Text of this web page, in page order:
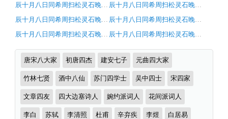
赏
析
文
注
释
翻
析
辰十月八日同希周扫松灵石晚步松下怆然有怀
辰十月八日同希周扫松灵石晚步松下怆然有怀
辰十月八日同希周扫松灵石晚步松下怆然有怀
辰十月八日同希周扫松灵石晚步松下怆然有怀
辰十月八日同希周扫松灵石晚步松下怆然有怀
辰十月八日同希周扫松灵石晚步松下怆然有怀
诗
词
分
类
唐宋八大家 初唐四杰 建安七子 元曲四大家
竹林七贤 酒中八仙 苏门四学士 吴中四士 宋四家
文章四友 四大边塞诗人 婉约派词人 花间派词人
李白 苏轼 李清照 杜甫 辛弃疾 李煜 白居易